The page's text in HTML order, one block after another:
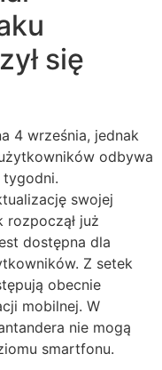
się
4 września, jednak
odbywa
swojej
rozpoczął już
dostępna dla
Z setek
obecnie
mobilnej. W
nie mogą
smartfonu.